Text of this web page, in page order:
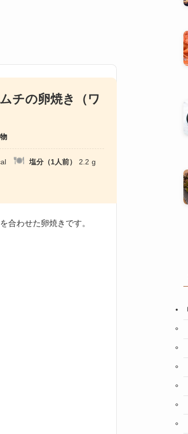
チの卵焼き（ワ
塩分（1人前） 2.2 g
合わせた卵焼きです。